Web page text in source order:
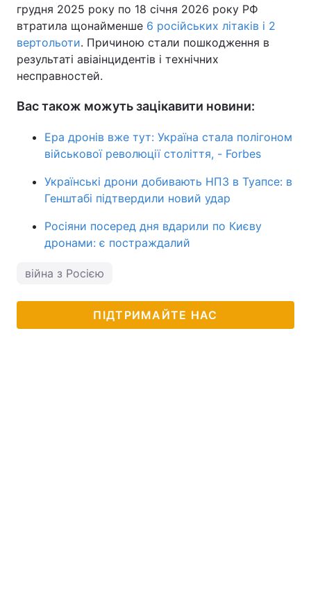
грудня 2025 року по 18 січня 2026 року РФ
втратила щонайменше 6 російських літаків і 2
вертольоти. Причиною стали пошкодження в
результаті авіаінцидентів і технічних
несправностей.
Вас також можуть зацікавити новини:
Ера дронів вже тут: Україна стала полігоном
військової революції століття, - Forbes
Українські дрони добивають НПЗ в Туапсе: в
Генштабі підтвердили новий удар
Росіяни посеред дня вдарили по Києву
дронами: є постраждалий
війна з Росією
ПІДТРИМАЙТЕ НАС